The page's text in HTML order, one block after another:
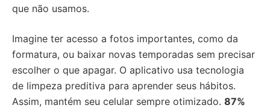
que não usamos.
Imagine ter acesso a fotos importantes, como da
formatura, ou baixar novas temporadas sem precisar
escolher o que apagar. O aplicativo usa tecnologia
de limpeza preditiva para aprender seus hábitos.
Assim, mantém seu celular sempre otimizado. 87%